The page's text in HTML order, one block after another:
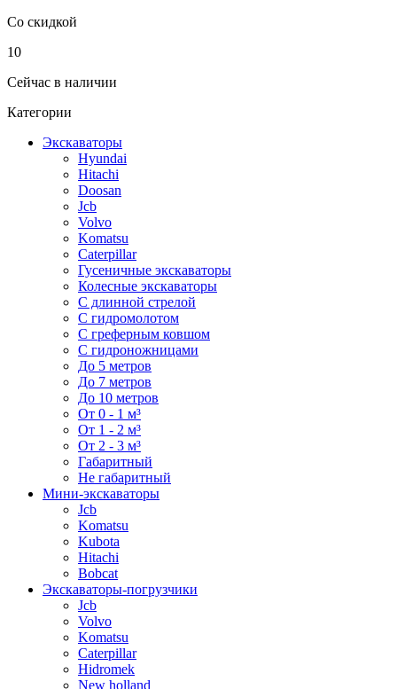
Со скидкой
10
Сейчас в наличии
Категории
Экскаваторы
Hyundai
Hitachi
Doosan
Jcb
Volvo
Komatsu
Caterpillar
Гусеничные экскаваторы
Колесные экскаваторы
С длинной стрелой
С гидромолотом
С греферным ковшом
С гидроножницами
До 5 метров
До 7 метров
До 10 метров
От 0 - 1 м³
От 1 - 2 м³
От 2 - 3 м³
Габаритный
Не габаритный
Мини-экскаваторы
Jcb
Komatsu
Kubota
Hitachi
Bobcat
Экскаваторы-погрузчики
Jcb
Volvo
Komatsu
Caterpillar
Hidromek
New holland